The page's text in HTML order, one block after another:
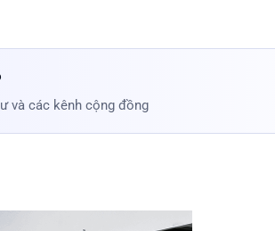
và các kênh cộng đồng